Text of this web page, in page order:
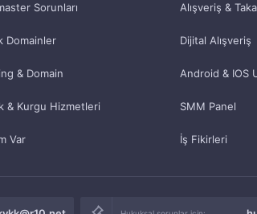
Sorunları
Domainler
& Domain
& Kurgu Hizmetleri
Var
Alışveriş &
Dijital Alışveriş
Android & IOS
SMM Panel
İş Fikirleri